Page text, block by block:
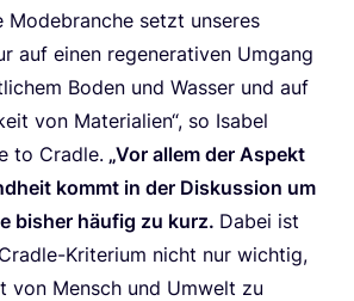
Mode­bran­che setzt unse­res
auf einen rege­ne­ra­ti­ven Umgang
Boden und Was­ser und auf
von Mate­ria­li­en“, so Isa­bel
to Crad­le. „Vor allem der Aspekt
kommt in der Dis­kus­si­on um
bis­her häu­fig zu kurz. Dabei ist
Kri­te­ri­um nicht nur wich­tig,
von Mensch und Umwelt zu